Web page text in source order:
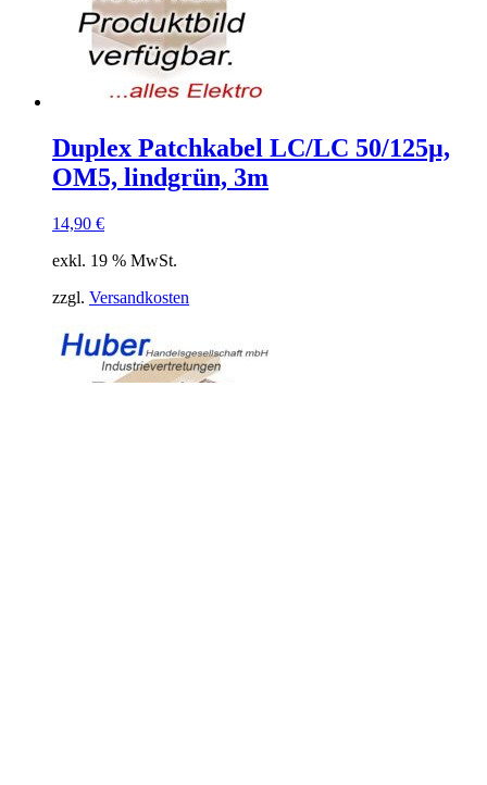
Duplex Patchkabel LC/LC 50/125µ,
OM5, lindgrün, 3m
14,90 €
exkl. 19 % MwSt.
zzgl. Versandkosten